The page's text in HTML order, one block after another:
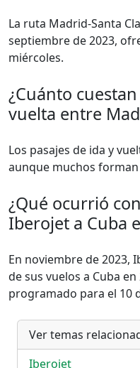
La ruta Madrid-Santa
septiembre de 2023,
miércoles.
¿Cuánto
vuelta entre
Los pasajes de ida y
aunque muchos
¿Qué ocurrió
Iberojet a Cuba
En noviembre de 2023,
de sus vuelos a Cuba
programado para el 10
Ver temas
Iberojet